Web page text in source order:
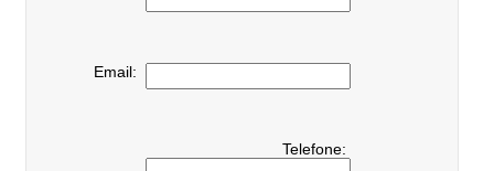
Email:
Telefone: